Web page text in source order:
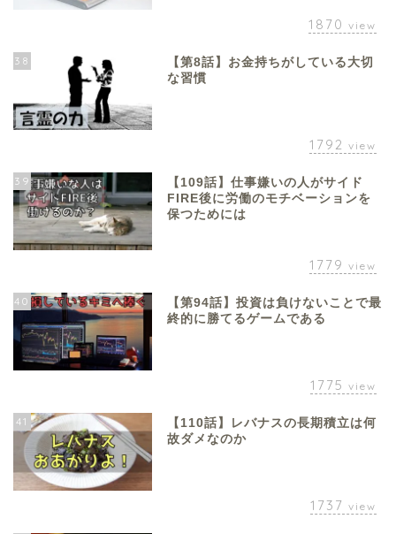
1870 view
38
【第8話】お金持ちがしている大切
な習慣
1792 view
39
【109話】仕事嫌いの人がサイド
FIRE後に労働のモチベーションを
保つためには
1779 view
40
【第94話】投資は負けないことで最
終的に勝てるゲームである
1775 view
41
【110話】レバナスの長期積立は何
故ダメなのか
1737 view